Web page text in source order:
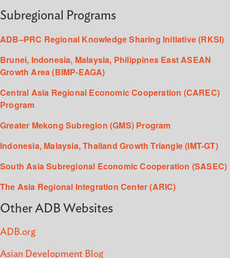
Subregional Programs
ADB–PRC Regional Knowledge Sharing Initiative (RKSI)
Brunei, Indonesia, Malaysia, Philippines East ASEAN
Growth Area (BIMP-EAGA)
Central Asia Regional Economic Cooperation (CAREC)
Program
Greater Mekong Subregion (GMS) Program
Indonesia, Malaysia, Thailand Growth Triangle (IMT-GT)
South Asia Subregional Economic Cooperation (SASEC)
The Asia Regional Integration Center (ARIC)
Other ADB Websites
ADB.org
Asian Development Blog